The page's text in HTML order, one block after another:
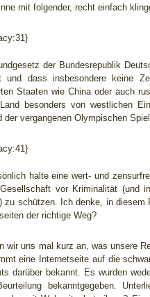
mit folgender, recht einfach
der Bundesrepublik
und dass insbesondere keine
Staaten wie China oder auch
besonders von westlichen
der vergangenen Olympischen
halte eine wert- und
vor Kriminalität (und
zu schützen. Ich denke, in
der richtige Weg?
wir uns mal kurz an, was unsere
eine Internetseite auf die
darüber bekannt. Es wurden
bekanntgegeben.